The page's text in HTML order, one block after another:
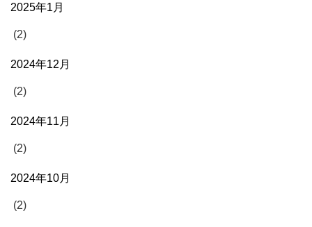
2025年1月
(2)
2024年12月
(2)
2024年11月
(2)
2024年10月
(2)